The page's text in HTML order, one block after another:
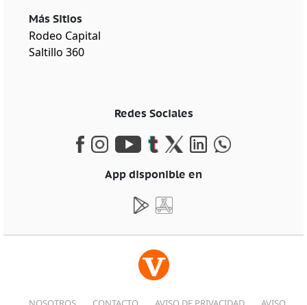
Más Sitios
Rodeo Capital
Saltillo 360
Redes Sociales
App disponible en